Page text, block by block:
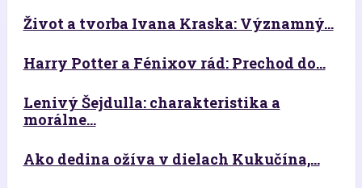
Život a tvorba Ivana Kraska: Významný...
Harry Potter a Fénixov rád: Prechod do...
Lenivý Šejdulla: charakteristika a
morálne...
Ako dedina ožíva v dielach Kukučína,...